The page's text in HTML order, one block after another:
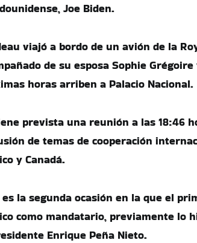
Joe Biden.
viajó a bordo de un avión de la
de su esposa Sophie
horas arriben a Palacio Nacional.
prevista una reunión a las 18:46
de temas de cooperación
y Canadá.
es la segunda ocasión en la que el
como mandatario, previamente lo
Enrique Peña Nieto.